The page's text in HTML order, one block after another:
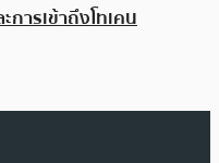
ารเข้าถึงโทเคน